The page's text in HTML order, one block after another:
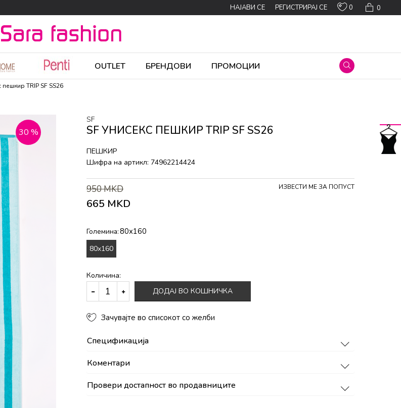
0
0
НАЈАВИ СЕ РЕГИСТРИРАЈ СЕ
OUTLET БРЕНДОВИ ПРОМОЦИИ
пешкир TRIP SF SS26
30 %
SF
SF УНИСЕКС ПЕШКИР TRIP SF SS26
ПЕШКИР
Шифра на артикл: 74962214424
950MKD
665 MKD
ИЗВЕСТИ МЕ ЗА ПОПУСТ
Големина:80x160
80x160
Количина:
ДОДАЈ ВО КОШНИЧКА
Зачувајте во списокот со желби
Спецификација
Коментари
Провери достапност во продавниците